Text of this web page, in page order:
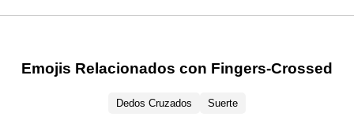
Emojis Relacionados con Fingers-Crossed
Dedos Cruzados Suerte